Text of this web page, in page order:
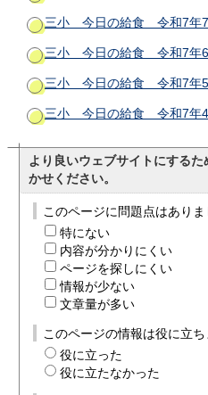
三小 今日の給食 令和7年7
三小 今日の給食 令和7年6
三小 今日の給食 令和7年5
三小 今日の給食 令和7年4
より良いウェブサイトにする
かせください。
このページに問題点はありま
特にない
内容が分かりにくい
ページを探しにくい
情報が少ない
文章量が多い
このページの情報は役に立ち
役に立った
役に立たなかった